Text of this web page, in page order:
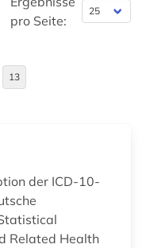
pro Seite:
13
der ICD-10-
Related Health